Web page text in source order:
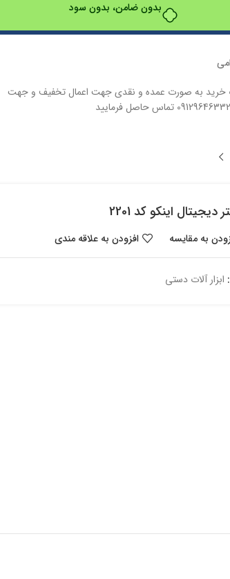
خرید به صورت عمده و نقدی جهت اعمال تخفیف و جهت
بدون ضامن، بدون سود
درباره ما تماس با ما
دیجیتال اینکو کد 2201
به مقایسه افزودن به علاقه مندی
ابزار آلات دستی